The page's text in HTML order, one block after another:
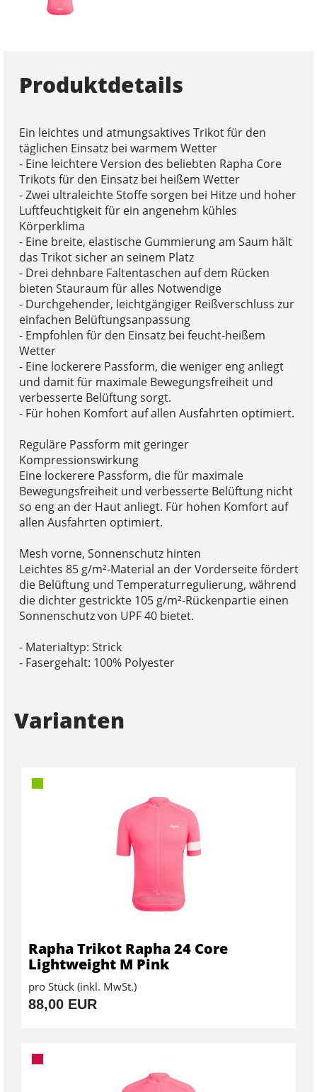
Produktdetails
Ein leichtes und atmungsaktives Trikot für den
täglichen Einsatz bei warmem Wetter
- Eine leichtere Version des beliebten Rapha Core
Trikots für den Einsatz bei heißem Wetter
- Zwei ultraleichte Stoffe sorgen bei Hitze und hoher
Luftfeuchtigkeit für ein angenehm kühles
Körperklima
- Eine breite, elastische Gummierung am Saum hält
das Trikot sicher an seinem Platz
- Drei dehnbare Faltentaschen auf dem Rücken
bieten Stauraum für alles Notwendige
- Durchgehender, leichtgängiger Reißverschluss zur
einfachen Belüftungsanpassung
- Empfohlen für den Einsatz bei feucht-heißem
Wetter
- Eine lockerere Passform, die weniger eng anliegt
und damit für maximale Bewegungsfreiheit und
verbesserte Belüftung sorgt.
- Für hohen Komfort auf allen Ausfahrten optimiert.
Reguläre Passform mit geringer
Kompressionswirkung
Eine lockerere Passform, die für maximale
Bewegungsfreiheit und verbesserte Belüftung nicht
so eng an der Haut anliegt. Für hohen Komfort auf
allen Ausfahrten optimiert.
Mesh vorne, Sonnenschutz hinten
Leichtes 85 g/m²-Material an der Vorderseite fördert
die Belüftung und Temperaturregulierung, während
die dichter gestrickte 105 g/m²-Rückenpartie einen
Sonnenschutz von UPF 40 bietet.
- Materialtyp: Strick
- Fasergehalt: 100% Polyester
Varianten
Rapha Trikot Rapha 24 Core
Lightweight M Pink
pro Stück (inkl. MwSt.)
88,00 EUR